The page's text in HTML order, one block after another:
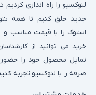
لنوکسیو را راه اندازی کردیم
جدید خلق کنیم تا همه
استوک را با قیمت مناسب و
خرید می توانید از
تمایل محصول خود را
صرفه را با لنوکسیو تجربه